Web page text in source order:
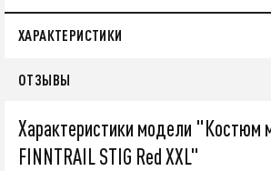
ХАРАКТЕРИСТИКИ
ОТЗЫВЫ
Характеристики модели "Костюм
FINNTRAIL STIG Red XXL"